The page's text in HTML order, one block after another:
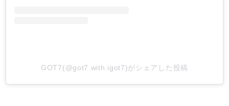
GOT7(@got7.with.igot7)がシェアした投稿